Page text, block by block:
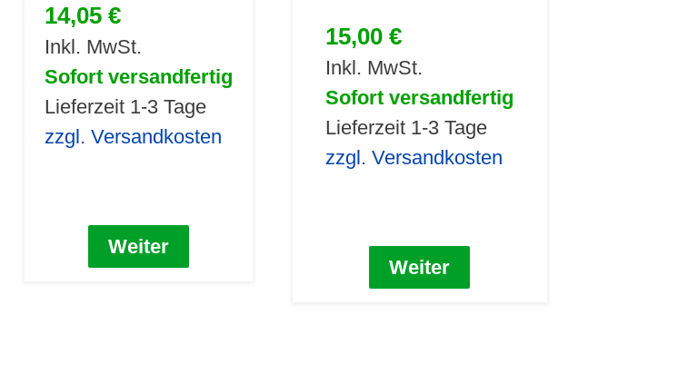
14,05 €
Inkl. MwSt.
Sofort versandfertig
Lieferzeit 1-3 Tage
zzgl. Versandkosten
Weiter
15,00 €
Inkl. MwSt.
Sofort versandfertig
Lieferzeit 1-3 Tage
zzgl. Versandkosten
Weiter